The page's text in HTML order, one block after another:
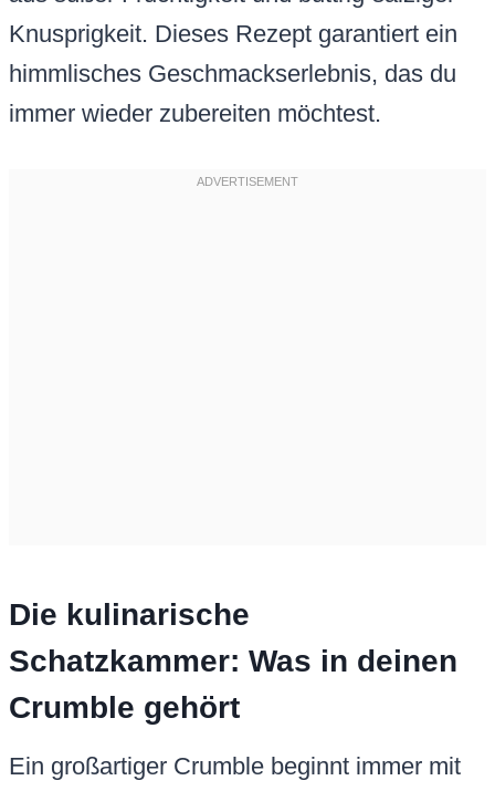
Knusprigkeit. Dieses Rezept garantiert ein
himmlisches Geschmackserlebnis, das du
immer wieder zubereiten möchtest.
Die kulinarische
Schatzkammer: Was in deinen
Crumble gehört
Ein großartiger Crumble beginnt immer mit